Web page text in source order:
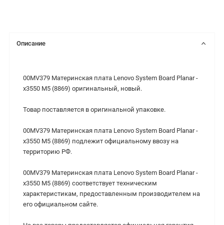
Описание
00MV379 Материнская плата Lenovo System Board Planar -
x3550 M5 (8869) оригинальный, новый.
Товар поставляется в оригинальной упаковке.
00MV379 Материнская плата Lenovo System Board Planar -
x3550 M5 (8869) подлежит официальному ввозу на
территорию РФ.
00MV379 Материнская плата Lenovo System Board Planar -
x3550 M5 (8869) cоответствует техническим
характеристикам, предоставленным производителем на
его официальном сайте.